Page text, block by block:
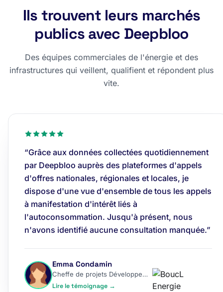
Ils trouvent leurs marchés
publics avec Deepbloo
Des équipes commerciales de l'énergie et des
infrastructures qui veillent, qualifient et répondent plus
vite.
“Grâce aux données collectées quotidiennement
par Deepbloo auprès des plateformes d'appels
d'offres nationales, régionales et locales, je
dispose d'une vue d'ensemble de tous les appels
à manifestation d'intérêt liés à
l'autoconsommation. Jusqu'à présent, nous
n'avons identifié aucune consultation manquée.”
Emma Condamin
Cheffe de projets Développement
Lire le témoignage →